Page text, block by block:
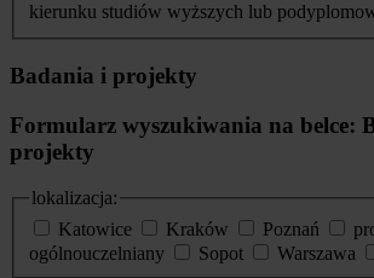
kierunku studiów wyższych lub
Badania i projekty
Formularz wyszukiwania na belce:
projekty
lokalizacja:
Katowice
Kraków Poznań
ogólnouczelniany
Sopot Warszawa